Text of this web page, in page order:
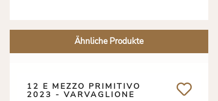
Ähnliche Produkte
12 E MEZZO PRIMITIVO
2023 - VARVAGLIONE